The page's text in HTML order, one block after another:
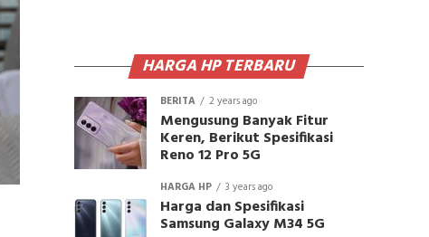
HARGA HP TERBARU
BERITA 2 years ago
Mengusung Banyak Fitur
Keren, Berikut Spesifikasi
Reno 12 Pro 5G
HARGA HP 3 years ago
Harga dan Spesifikasi
Samsung Galaxy M34 5G